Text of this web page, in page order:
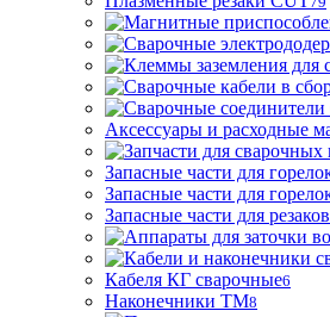
Аксессуары и расходные
Запасные части для
Запасные части для
Запасные части для
Кабеля КГ сварочные6
Наконечники ТМ8